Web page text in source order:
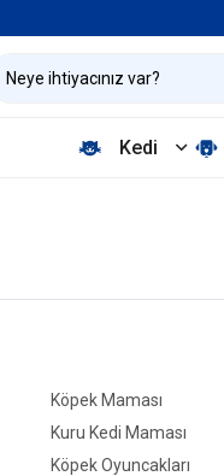
Kedi
Köpek Maması
Kuru Kedi Maması
Köpek Oyuncakları